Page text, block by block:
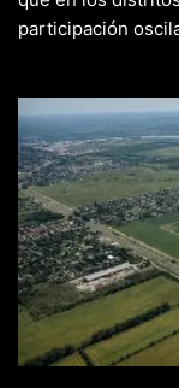
participación